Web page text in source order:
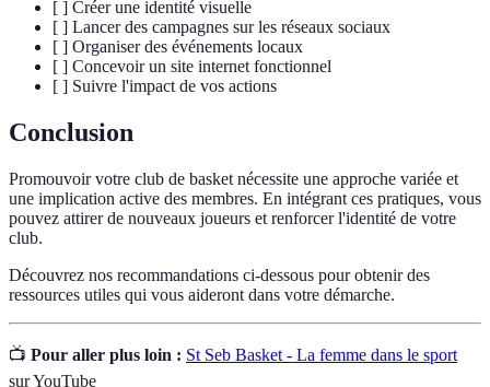
[ ] Créer une identité visuelle
[ ] Lancer des campagnes sur les réseaux sociaux
[ ] Organiser des événements locaux
[ ] Concevoir un site internet fonctionnel
[ ] Suivre l'impact de vos actions
Conclusion
Promouvoir votre club de basket nécessite une approche variée et
une implication active des membres. En intégrant ces pratiques, vous
pouvez attirer de nouveaux joueurs et renforcer l'identité de votre
club.
Découvrez nos recommandations ci-dessous pour obtenir des
ressources utiles qui vous aideront dans votre démarche.
📺 Pour aller plus loin : St Seb Basket - La femme dans le sport
sur YouTube